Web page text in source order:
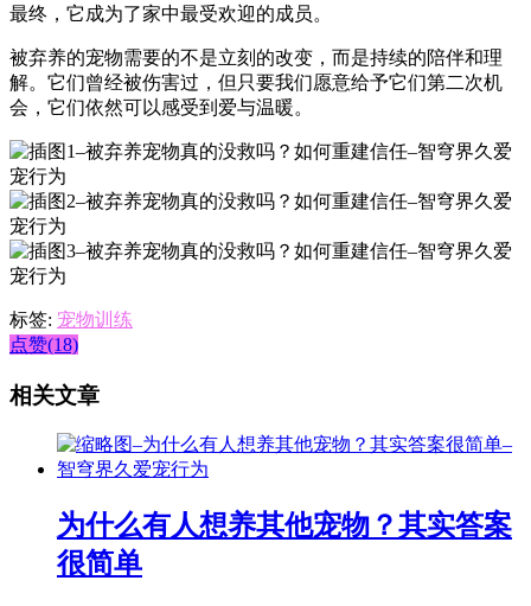
最终，它成为了家中最受欢迎的成员。
被弃养的宠物需要的不是立刻的改变，而是持续的陪伴和理
解。它们曾经被伤害过，但只要我们愿意给予它们第二次机
会，它们依然可以感受到爱与温暖。
标签: 宠物训练
点赞(18)
相关文章
为什么有人想养其他宠物？其实答案
很简单